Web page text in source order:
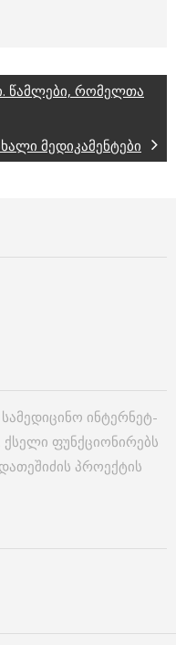
წამლები, რომელთა
მედიკამენტები
ინტერნეტ-
ქსელი ფუნქციონირებს
პროექტის